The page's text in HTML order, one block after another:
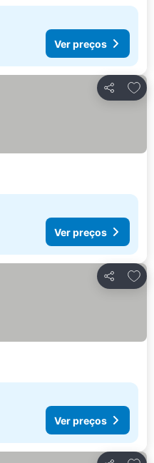
Ver preços
Partilhar
Ver preços
Partilhar
Ver preços